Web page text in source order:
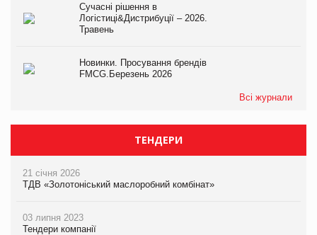
Сучасні рішення в
Логістиці&Дистрибуції – 2026.
Травень
Новинки. Просування брендів
FMCG.Березень 2026
Всі журнали
ТЕНДЕРИ
21 січня 2026
ТДВ «Золотоніський маслоробний комбінат»
03 липня 2023
Тендери компанії